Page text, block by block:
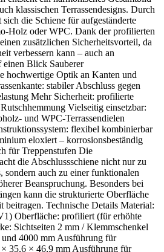
klassischen Terrassendesigns. Durch
die Schiene für aufgeständerte
Holz oder WPC. Dank der profilierten
zusätzlichen Sicherheitsvorteil, da
verbessern kann – auch an
einen Blick Sauberer
hochwertige Optik an Kanten und
stabiler Abschluss gegen
Mehr Sicherheit: profilierte
Vielseitig einsetzbar:
und WPC-Terrassendielen
flexibel kombinierbar
eloxiert – korrosionsbeständig
für Treppenstufen Die
die Abschlussschiene nicht nur zu
sondern auch zu einer funktionalen
Beanspruchung. Besonders bei
kann die strukturierte Oberfläche
beitragen. Technische Details Material:
Oberfläche: profiliert (für erhöhte
Sichtseiten 2 mm / Klemmschenkel
4000 mm Ausführung für
35,6 × 46,9 mm Ausführung für